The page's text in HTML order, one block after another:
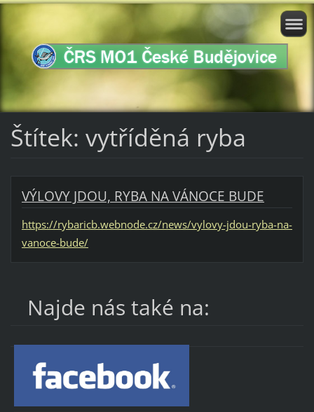
Štítek: vytříděná ryba
VÝLOVY JDOU, RYBA NA VÁNOCE BUDE
https://rybaricb.webnode.cz/news/vylovy-jdou-ryba-na-
vanoce-bude/
Najde nás také na: